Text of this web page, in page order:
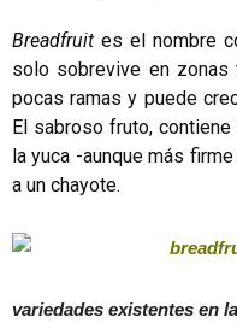
Breadfruit es el nombre
solo sobrevive en zonas
pocas ramas y puede
El sabroso fruto,
la yuca -aunque más
a un chayote.
variedades existentes en